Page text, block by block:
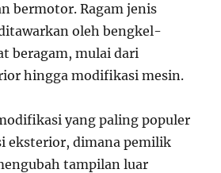
bermotor. Ragam jenis
oleh bengkel-
beragam, mulai dari
hingga modifikasi mesin.
yang paling populer
eksterior, dimana pemilik
tampilan luar